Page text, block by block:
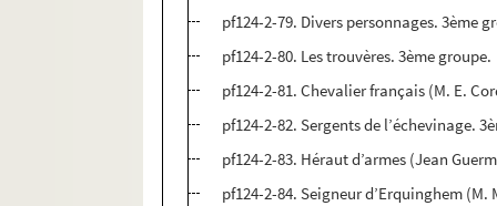
pf124-2-79. Divers personnages. 3ème
pf124-2-80. Les trouvères. 3ème groupe.
pf124-2-81. Chevalier français (M. E.
pf124-2-82. Sergents de l’échevinage.
pf124-2-83. Héraut d’armes (Jean
pf124-2-84. Seigneur d’Erquinghem